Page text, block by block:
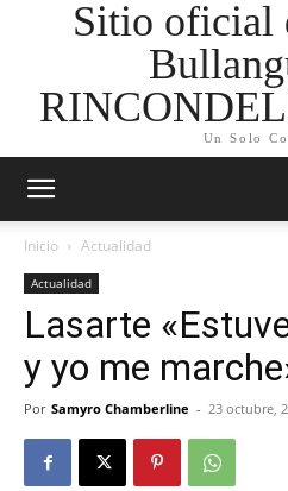
Sitio oficial
Un Solo
Inicio Actualidad
Actualidad
Lasarte
y yo me
Por Samyro Chamberline - 23 octubre,